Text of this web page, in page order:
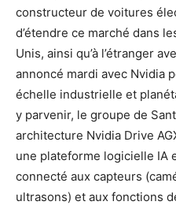
constructeur de voitures
d’étendre ce marché dans
Unis, ainsi qu’à l’étranger
annoncé mardi avec Nvidia
échelle industrielle et
y parvenir, le groupe de
architecture Nvidia Drive
une plateforme logicielle IA
connecté aux capteurs
ultrasons) et aux fonctions